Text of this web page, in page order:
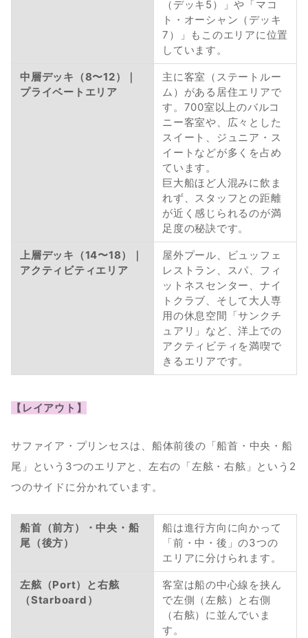
（デッキ5）」や「マコ
ト・オーシャン（デッキ
7）」もこのエリアに位置
しています。
中層デッキ（8〜12）｜
プライベートエリア
主に客室（ステートルー
ム）がある居住エリアで
す。700室以上のバルコ
ニー客室や、広々とした
スイート、ジュニア・ス
イートなどが多くを占め
ています。
巨大船ほど人混みに飲ま
れず、スタッフとの距離
が近く感じられるのが満
足度の秘訣です。
上層デッキ（14〜18）｜
アクティビティエリア
屋外プール、ビュッフェ
レストラン、スパ、フィ
ットネスセンター、ナイ
トクラブ、そして大人専
用の休息空間「サンクチ
ュアリ」など、洋上での
アクティビティを満喫で
きるエリアです。
【レイアウト】
サファイア・プリンセスは、船体前後の「船首・中央・船
尾」という3つのエリアと、左右の「左舷・右舷」という2
つのサイドに分かれています。
船首（前方）・中央・船
尾（後方）
船は進行方向に向かって
「前・中・後」の3つの
エリアに分けられます。
左舷（Port）と右舷
（Starboard）
客室は船の中心線を挟ん
で左側（左舷）と右側
（右舷）に並んでいま
す。